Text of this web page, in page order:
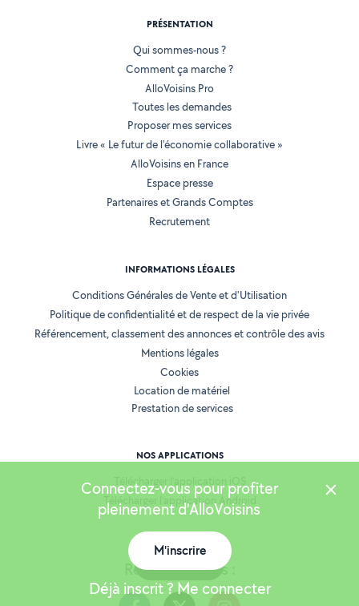
Retrouvez-nous :
PRÉSENTATION
Qui sommes-nous ?
Comment ça marche ?
AlloVoisins Pro
Toutes les demandes
Proposer mes services
Livre « Le futur de l'économie collaborative »
AlloVoisins en France
Espace presse
Partenaires et Grands Comptes
Recrutement
INFORMATIONS LÉGALES
Conditions Générales de Vente et d'Utilisation
Politique de confidentialité et de respect de la vie privée
Référencement, classement des annonces et contrôle des avis
Mentions légales
Cookies
Location de matériel
Prestation de services
NOS APPLICATIONS
Télécharger l’application iOS
Télécharger l’application Android
Connectez-vous pour profiter
pleinement d'AlloVoisins
M'inscrire
Déjà inscrit ? Me connecter